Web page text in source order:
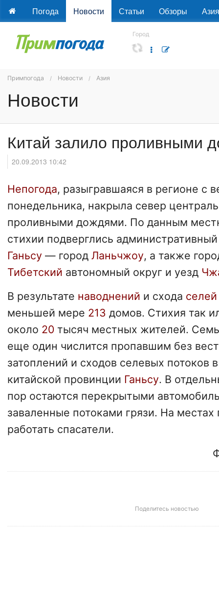
Погода Новости Статьи Обзоры Азия
Город
Примпогода Новости Азия
Новости
Китай залило проливными
20.09.2013 10:42
Непогода, разыгравшаяся в регионе с
понедельника, накрыла север
проливными дождями. По данным
стихии подверглись
Ганьсу — город Ланьчжоу, а также
Тибетский автономный округ и уезд
В результате наводнений и схода селей
меньшей мере 213 домов. Стихия так
около 20 тысяч местных жителей.
еще один числится пропавшим без
затоплений и сходов селевых потоков
китайской провинции Ганьсу. В
пор остаются перекрытыми
заваленные потоками грязи. На
работать спасатели.
Поделитесь новостью